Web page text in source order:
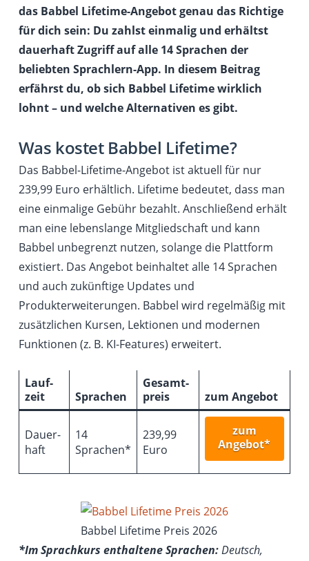
das Babbel Lifetime-Angebot genau das Richtige
für dich sein: Du zahlst einmalig und erhältst
dauerhaft Zugriff auf alle 14 Sprachen der
beliebten Sprachlern-App. In diesem Beitrag
erfährst du, ob sich Babbel Lifetime wirklich
lohnt – und welche Alternativen es gibt.
Was kostet Babbel Lifetime?
Das Babbel-Lifetime-Angebot ist aktuell für nur
239,99 Euro erhältlich. Lifetime bedeutet, dass man
eine einmalige Gebühr bezahlt. Anschließend erhält
man eine lebenslange Mitgliedschaft und kann
Babbel unbegrenzt nutzen, solange die Plattform
existiert. Das Angebot beinhaltet alle 14 Sprachen
und auch zukünftige Updates und
Produkterweiterungen. Babbel wird regelmäßig mit
zusätzlichen Kursen, Lektionen und modernen
Funktionen (z. B. KI-Features) erweitert.
Lauf­
zeit
Sprachen
Gesamt­
preis
zum Angebot
Dauer­
haft
14
Sprachen*
239,99
Euro
zum
Angebot*
Babbel Lifetime Preis 2026
*Im Sprachkurs enthaltene Sprachen:Deutsch,